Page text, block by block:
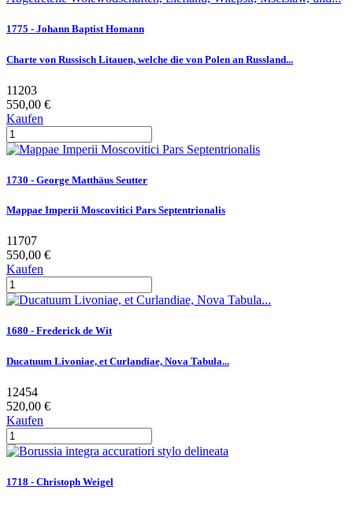
1775 - Johann Baptist Homann
Charte von Russisch Litauen, welche die von Polen an Russland...
11203
550,00 €
Kaufen
1730 - George Matthäus Seutter
Mappae Imperii Moscovitici Pars Septentrionalis
11707
550,00 €
Kaufen
1680 - Frederick de Wit
Ducatuum Livoniae, et Curlandiae, Nova Tabula...
12454
520,00 €
Kaufen
1718 - Christoph Weigel